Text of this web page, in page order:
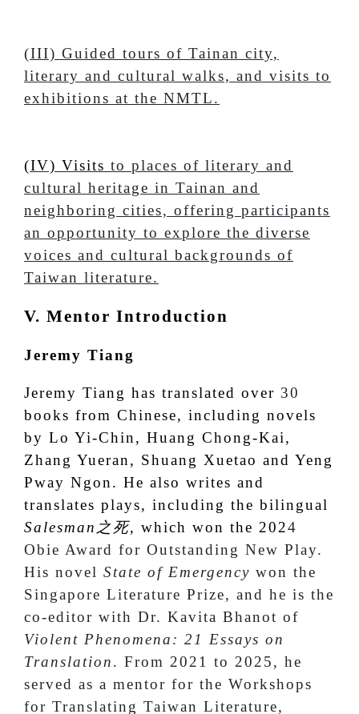
(III) Guided tours of Tainan city,
literary and cultural walks, and visits to
exhibitions at the NMTL.
(IV) Visits to places of literary and
cultural heritage in Tainan and
neighboring cities, offering participants
an opportunity to explore the diverse
voices and cultural backgrounds of
Taiwan literature.
V. Mentor Introduction
Jeremy Tiang
Jeremy Tiang has translated over 30
books from Chinese, including novels
by Lo Yi-Chin, Huang Chong-Kai,
Zhang Yueran, Shuang Xuetao and Yeng
Pway Ngon. He also writes and
translates plays, including the bilingual
Salesman 之死, which won the 2024
Obie Award for Outstanding New Play.
His novel State of Emergency won the
Singapore Literature Prize, and he is the
co-editor with Dr. Kavita Bhanot of
Violent Phenomena: 21 Essays on
Translation. From 2021 to 2025, he
served as a mentor for the Workshops
for Translating Taiwan Literature,